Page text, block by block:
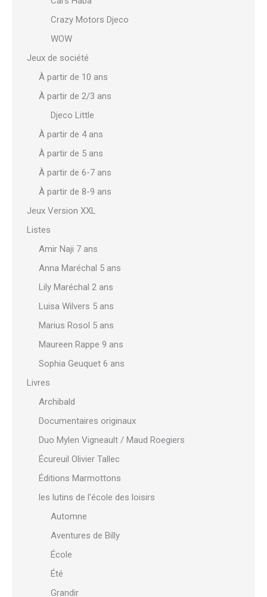
Crazy Motors Djeco
WOW
Jeux de société
À partir de 10 ans
À partir de 2/3 ans
Djeco Little
À partir de 4 ans
À partir de 5 ans
À partir de 6-7 ans
À partir de 8-9 ans
Jeux Version XXL
Listes
Amir Naji 7 ans
Anna Maréchal 5 ans
Lily Maréchal 2 ans
Luisa Wilvers 5 ans
Marius Rosol 5 ans
Maureen Rappe 9 ans
Sophia Geuquet 6 ans
Livres
Archibald
Documentaires originaux
Duo Mylen Vigneault / Maud Roegiers
Écureuil Olivier Tallec
Éditions Marmottons
les lutins de l'école des loisirs
Automne
Aventures de Billy
École
Été
Grandir